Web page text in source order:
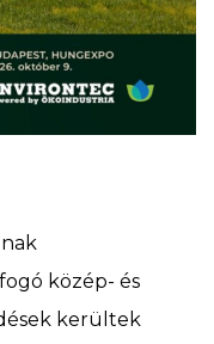
közép- és
kerültek